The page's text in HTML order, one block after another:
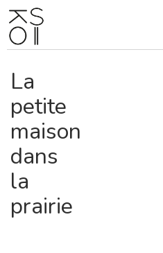
Aller
au
La
petite
maison
dans
la
prairie